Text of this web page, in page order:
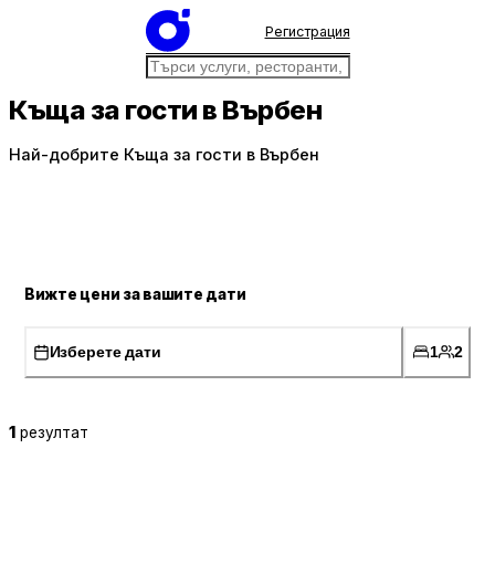
Регистрация
Къща за гости в Върбен
Най-добрите Къща за гости в Върбен
Вижте цени за вашите дати
Изберете дати 1 2
1 резултат